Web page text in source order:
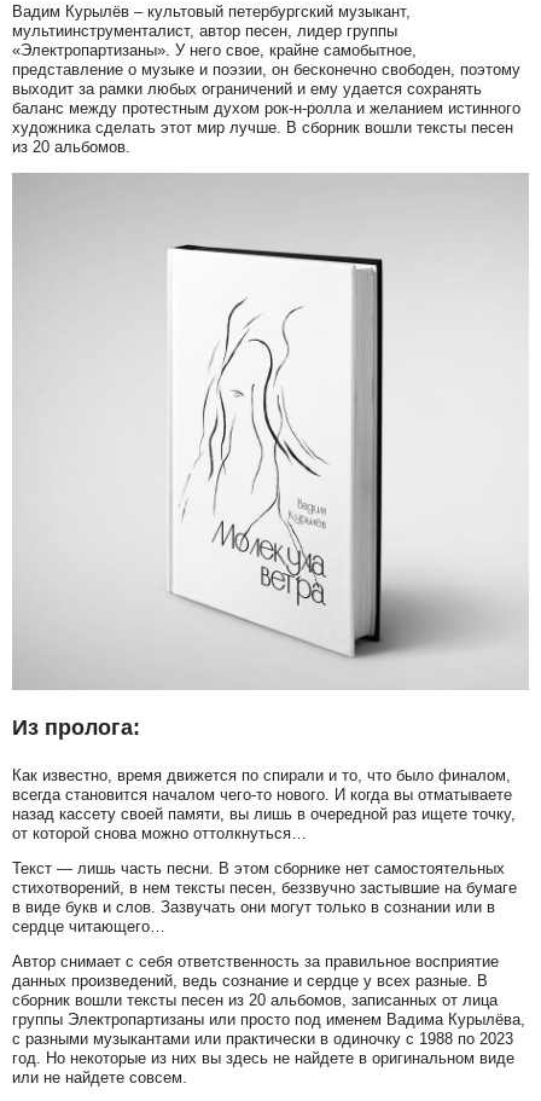
Вадим Курылёв – культовый петербургский музыкант,
мультиинструменталист, автор песен, лидер группы
«Электропартизаны». У него свое, крайне самобытное,
представление о музыке и поэзии, он бесконечно свободен, поэтому
выходит за рамки любых ограничений и ему удается сохранять
баланс между протестным духом рок-н-ролла и желанием истинного
художника сделать этот мир лучше. В сборник вошли тексты песен
из 20 альбомов.
Из пролога:
Как известно, время движется по спирали и то, что было финалом,
всегда становится началом чего-то нового. И когда вы отматываете
назад кассету своей памяти, вы лишь в очередной раз ищете точку,
от которой снова можно оттолкнуться…
Текст — лишь часть песни. В этом сборнике нет самостоятельных
стихотворений, в нем тексты песен, беззвучно застывшие на бумаге
в виде букв и слов. Зазвучать они могут только в сознании или в
сердце читающего…
Автор снимает с себя ответственность за правильное восприятие
данных произведений, ведь сознание и сердце у всех разные. В
сборник вошли тексты песен из 20 альбомов, записанных от лица
группы Электропартизаны или просто под именем Вадима Курылёва,
с разными музыкантами или практически в одиночку с 1988 по 2023
год. Но некоторые из них вы здесь не найдете в оригинальном виде
или не найдете совсем.